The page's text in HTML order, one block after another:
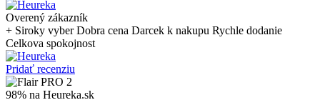
Overený zákazník
+ Siroky vyber Dobra cena Darcek k nakupu Rychle dodanie
Celkova spokojnost
Pridať recenziu
98% na Heureka.sk